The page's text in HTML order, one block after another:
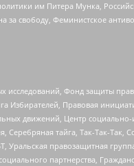
им Питера Мунка,
свободу, Феминистское
Фонд защиты
Правовая
движений, Центр
тайга, Так-Так-Так,
правозащитная
партнерства,